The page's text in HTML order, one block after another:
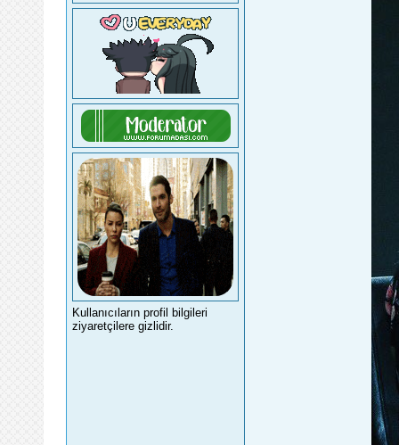
Kullanıcıların profil bilgileri
ziyaretçilere gizlidir.